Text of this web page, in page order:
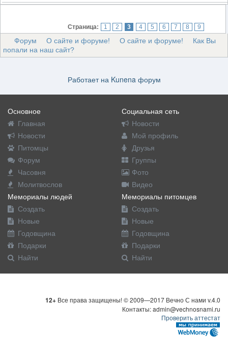
Страница: 1 2 3 4 5 6 7 8 9
Форум О сайте и форуме! О сайте и форуме!
Как Вы
попали на наш сайт?
Работает на Kunena форум
Основное
Главная
Новости
Питомцы
Форум
Часовня
Молитвослов
Социальная сеть
Новости
Мой профиль
Друзья
Группы
Фото
Видео
Мемориалы людей
Создать
Новые
Годовщина
Подарки
Найти
Мемориалы питомцев
Создать
Новые
Годовщина
Подарки
Найти
12+ Все права защищены! © 2009—2017 Вечно С нами v.4.0
Контакты: admin@vechnosnami.ru
Проверить аттестат